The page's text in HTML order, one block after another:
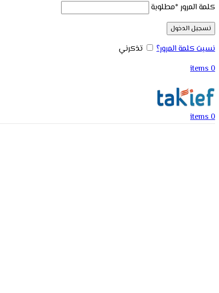
كلمة المرور *مطلوبة
تسجيل الدخول
نسيت كلمة المرور؟
تذكرني
0
items
0
items